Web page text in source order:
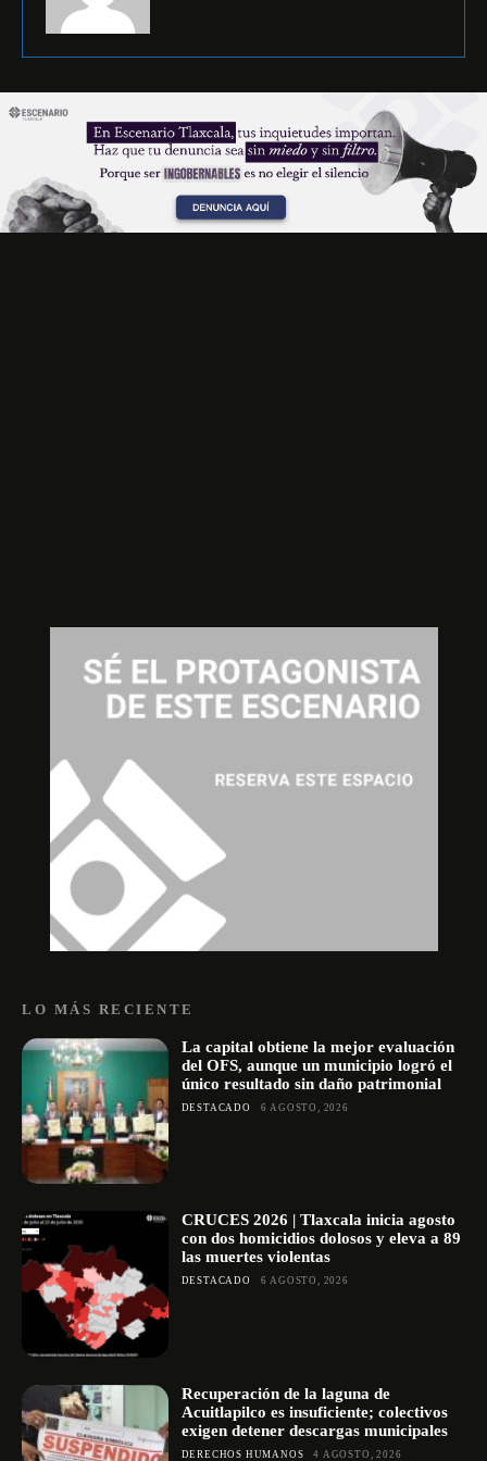
LO MÁS RECIENTE
La capital obtiene la mejor evaluación
del OFS, aunque un municipio logró el
único resultado sin daño patrimonial
DESTACADO 6 AGOSTO, 2026
CRUCES 2026 | Tlaxcala inicia agosto
con dos homicidios dolosos y eleva a 89
las muertes violentas
DESTACADO 6 AGOSTO, 2026
Recuperación de la laguna de
Acuitlapilco es insuficiente; colectivos
exigen detener descargas municipales
DERECHOS HUMANOS 4 AGOSTO, 2026